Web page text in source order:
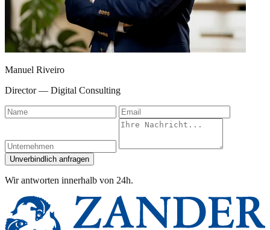
Manuel Riveiro
Director — Digital Consulting
Name
Email
Nachricht
Unverbindlich anfragen
Wir antworten innerhalb von 24h.